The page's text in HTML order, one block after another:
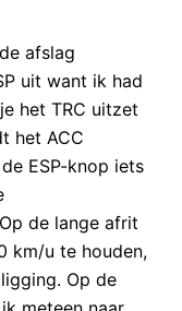
afslag
uit want ik had
het TRC uitzet
het ACC
ESP-knop iets
de lange afrit
km/u te houden,
Op de